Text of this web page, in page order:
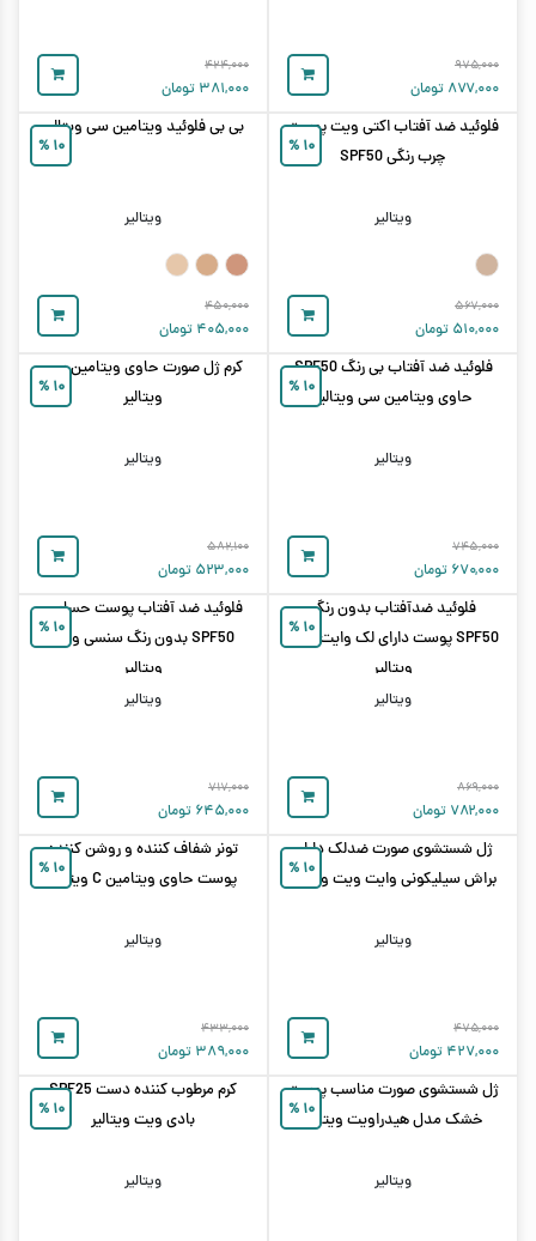
۹۷۵,۰۰۰
۸۷۷,۰۰۰ تومان
۴۲۴,۰۰۰
۳۸۱,۰۰۰ تومان
۱۰ %
فلوئید ضد آفتاب اکتی ویت پوست
چرب رنگی SPF50
ویتالیر
۵۶۷,۰۰۰
۵۱۰,۰۰۰ تومان
۱۰ %
بی بی فلوئید ویتامین سی ویتالیر
ویتالیر
۴۵۰,۰۰۰
۴۰۵,۰۰۰ تومان
۱۰ %
فلوئید ضد آفتاب بی رنگ SPF50
حاوی ویتامین سی ویتالیر
ویتالیر
۷۴۵,۰۰۰
۶۷۰,۰۰۰ تومان
۱۰ %
کرم ژل صورت حاوی ویتامین سی
ویتالیر
ویتالیر
۵۸۲,۱۰۰
۵۲۳,۰۰۰ تومان
۱۰ %
فلوئید ضدآفتاب بدون رنگ
SPF50 پوست دارای لک وایت ویت
ویتالیر
ویتالیر
۸۶۹,۰۰۰
۷۸۲,۰۰۰ تومان
۱۰ %
فلوئید ضد آفتاب پوست حساس
SPF50 بدون رنگ سنسی ویت
ویتالیر
ویتالیر
۷۱۷,۰۰۰
۶۴۵,۰۰۰ تومان
۱۰ %
ژل شستشوی صورت ضدلک دارای
براش سیلیکونی وایت ویت ویتالیر
ویتالیر
۴۷۵,۰۰۰
۴۲۷,۰۰۰ تومان
۱۰ %
تونر شفاف کننده و روشن کننده
پوست حاوی ویتامین C ویتالیر
ویتالیر
۴۳۳,۰۰۰
۳۸۹,۰۰۰ تومان
۱۰ %
ژل شستشوی صورت مناسب پوست
خشک مدل هیدراویت ویتالیر
ویتالیر
۱۰ %
کرم مرطوب کننده دست SPF25
بادی ویت ویتالیر
ویتالیر